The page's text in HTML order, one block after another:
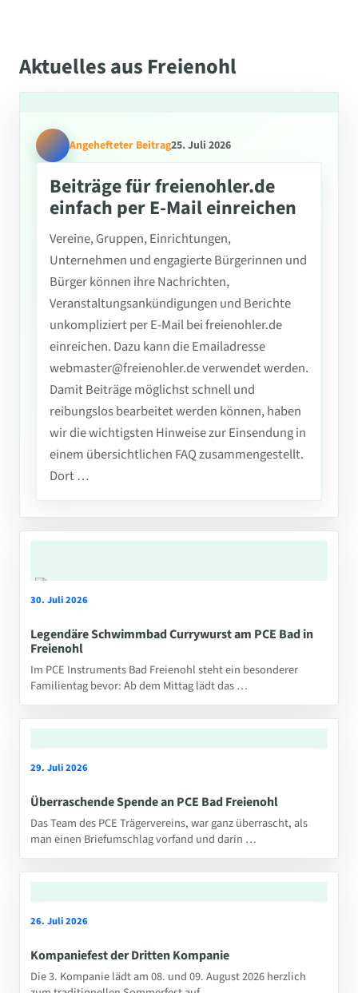
Aktuelles aus Freienohl
Angehefteter Beitrag25. Juli 2026
Beiträge für freienohler.de
einfach per E-Mail einreichen
Vereine, Gruppen, Einrichtungen,
Unternehmen und engagierte Bürgerinnen und
Bürger können ihre Nachrichten,
Veranstaltungsankündigungen und Berichte
unkompliziert per E-Mail bei freienohler.de
einreichen. Dazu kann die Emailadresse
webmaster@freienohler.de verwendet werden.
Damit Beiträge möglichst schnell und
reibungslos bearbeitet werden können, haben
wir die wichtigsten Hinweise zur Einsendung in
einem übersichtlichen FAQ zusammengestellt.
Dort …
30. Juli 2026
Legendäre Schwimmbad Currywurst am PCE Bad in
Freienohl
Im PCE Instruments Bad Freienohl steht ein besonderer
Familientag bevor: Ab dem Mittag lädt das …
29. Juli 2026
Überraschende Spende an PCE Bad Freienohl
Das Team des PCE Trägervereins, war ganz überrascht, als
man einen Briefumschlag vorfand und darin …
26. Juli 2026
Kompaniefest der Dritten Kompanie
Die 3. Kompanie lädt am 08. und 09. August 2026 herzlich